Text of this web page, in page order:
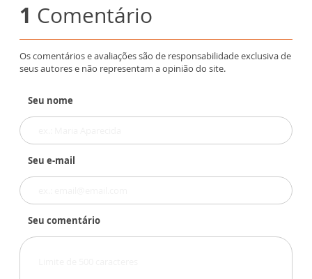
1 Comentário
Os comentários e avaliações são de responsabilidade exclusiva de
seus autores e não representam a opinião do site.
Seu nome
Seu e-mail
Seu comentário